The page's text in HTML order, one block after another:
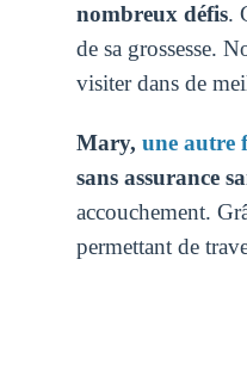
nombreux défis.
de sa grossesse.
visiter dans de
Mary, une autre
sans assurance
accouchement.
permettant de